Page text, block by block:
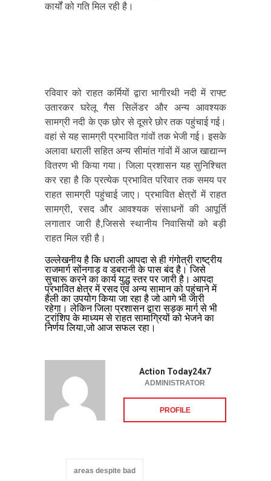
कार्यों को गति मिल रही है।
रविवार को राहत कर्मियों द्वारा भागीरथी नदी में राफ्ट
उतारकर घरेलू गैस सिलेंडर और अन्य आवश्यक
सामग्री नदी के एक छोर से दूसरे छोर तक पहुंचाई गई।
वहां से यह सामग्री प्रभावित गांवों तक भेजी गई। इसके
अलावा धराली सहित अन्य सीमांत गांवों में आज खाद्यान्न
वितरण भी किया गया। जिला प्रशासन यह सुनिश्चित
कर रहा है कि प्रत्येक प्रभावित परिवार तक समय पर
राहत सामग्री पहुंचाई जाए। प्रभावित क्षेत्रों में राहत
सामग्री, रसद और आवश्यक संसाधनों की आपूर्ति
लगातार जारी है,जिससे स्थानीय निवासियों को बड़ी
राहत मिल रही है।
उल्लेखनीय है कि धराली आपदा से ही गंगोत्री राष्ट्रीय
राजमार्ग सोंनगाड़ व डबरानी के पास बंद है। जिसे
सुचारू करने का कार्य युद्ध स्तर पर जारी है। आपदा
प्रभावित क्षेत्र में रसद एवं अन्य सामान को पहुंचाने में
हैली का उपयोग किया जा रहा है जो आगे भी जारी
रहेगा। लेकिन जिला प्रशासन द्वारा सड़क मार्ग से भी
ट्रांशिप के माध्यम से राहत सामाग्रियों को भेजने का
निर्णय लिया,जो आज सफल रहा।
Action Today24x7
ADMINISTRATOR
PROFILE
areas despite bad